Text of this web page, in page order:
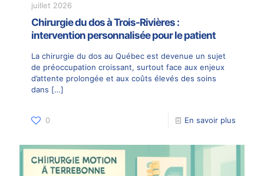
juillet 2026
Chirurgie du dos à Trois-Rivières :
intervention personnalisée pour le patient
La chirurgie du dos au Québec est devenue un sujet
de préoccupation croissant, surtout face aux enjeux
d’attente prolongée et aux coûts élevés des soins
dans […]
0 En savoir plus